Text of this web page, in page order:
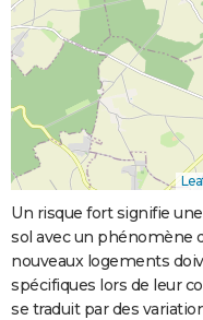
Un risque fort signifie
sol avec un phénomène
nouveaux logements
spécifiques lors de leur
se traduit par des